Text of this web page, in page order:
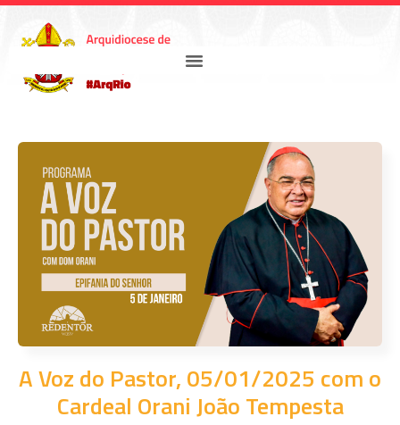
A Voz do Pastor, 05/01/2025 com o
Cardeal Orani João Tempesta